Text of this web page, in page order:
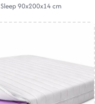
90x200x14 cm